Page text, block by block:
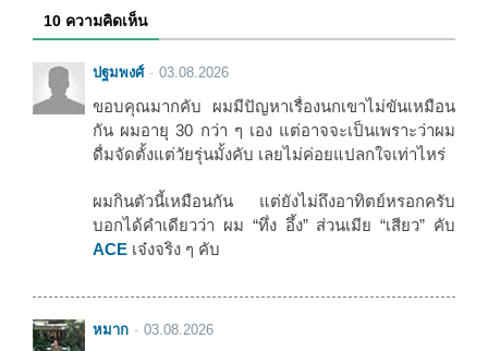
10 ความคิดเห็น
ปฐมพงศ์ 03.08.2026
ขอบคุณมากคับ ผมมีปัญหาเรื่องนกเขาไม่ขันเหมือน
กัน ผมอายุ 30 กว่า ๆ เอง แต่อาจจะเป็นเพราะว่าผม
ดื่มจัดตั้งแต่วัยรุ่นมั้งคับ เลยไม่ค่อยแปลกใจเท่าไหร่
ผมกินตัวนี้เหมือนกัน แต่ยังไม่ถึงอาทิตย์หรอกครับ
บอกได้คำเดียวว่า ผม “ทึ่ง อึ้ง” ส่วนเมีย “เสียว” คับ
ACE เจ๋งจริง ๆ คับ
หมาก 03.08.2026